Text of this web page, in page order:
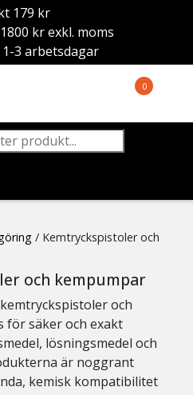
179 kr
kr exkl. moms
3 arbetsdagar
0
/ Kemtryckspistoler och
och kempumpar
och
för säker och exakt
lösningsmedel och
är noggrant
kemisk kompatibilitet